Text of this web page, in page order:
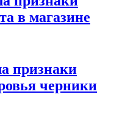
в магазине
признаки
черники